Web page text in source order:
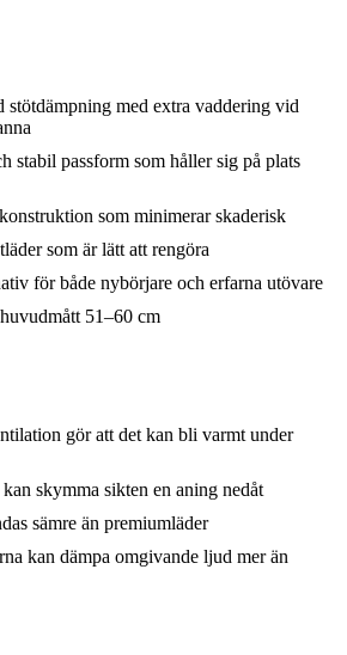
stötdämpning med extra vaddering vid
stabil passform som håller sig på plats
som minimerar skaderisk
som är lätt att rengöra
för både nybörjare och erfarna utövare
51–60 cm
gör att det kan bli varmt under
skymma sikten en aning nedåt
sämre än premiumläder
kan dämpa omgivande ljud mer än